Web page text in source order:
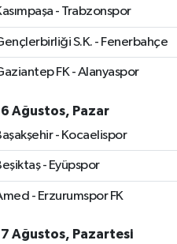
- Trabzonspor
S.K. - Fenerbahçe
FK - Alanyaspor
Ağustos, Pazar
- Kocaelispor
- Eyüpspor
- Erzurumspor FK
Ağustos, Pazartesi